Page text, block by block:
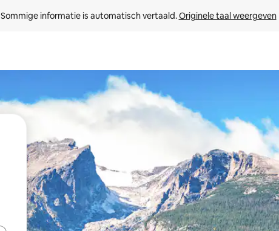
Sommige informatie is automatisch vertaald. Originele taal weergeven